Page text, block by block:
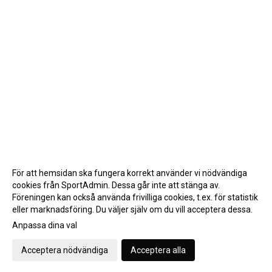
Gå till Webbversion
För att hemsidan ska fungera korrekt använder vi nödvändiga
cookies från SportAdmin. Dessa går inte att stänga av.
Föreningen kan också använda frivilliga cookies, t.ex. för statistik
eller marknadsföring. Du väljer själv om du vill acceptera dessa.
Anpassa dina val
Acceptera nödvändiga Acceptera alla